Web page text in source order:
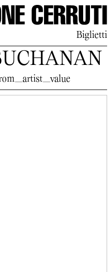
Biglietti